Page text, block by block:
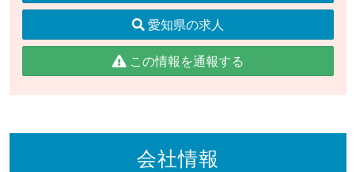
愛知県の求人
この情報を通報する
会社情報